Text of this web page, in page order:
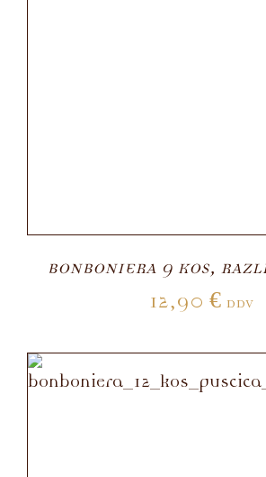
BONBONIERA 9 KOS,
12,90 € DDV